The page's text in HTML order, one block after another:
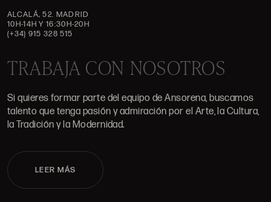
ALCALÁ, 52. MADRID
10H-14H Y 16:30H-20H
(+34) 915 328 515
TRABAJA CON NOSOTROS
Si quieres formar parte del equipo de Ansorena, buscamos
talento que tenga pasión y admiración por el Arte, la Cultura,
la Tradición y la Modernidad.
LEER MÁS